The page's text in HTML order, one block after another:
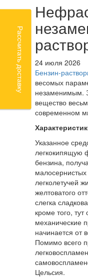
24 июля 2026
Бензин-
весомых
незаменимым.
вещество
современном
Указанное
легкокипящую
бензина,
легколетучей
желтоватого
слегка
кроме того, тут
механические
начинается от
Помимо всего
Цельсия.
Рассчитать доставку